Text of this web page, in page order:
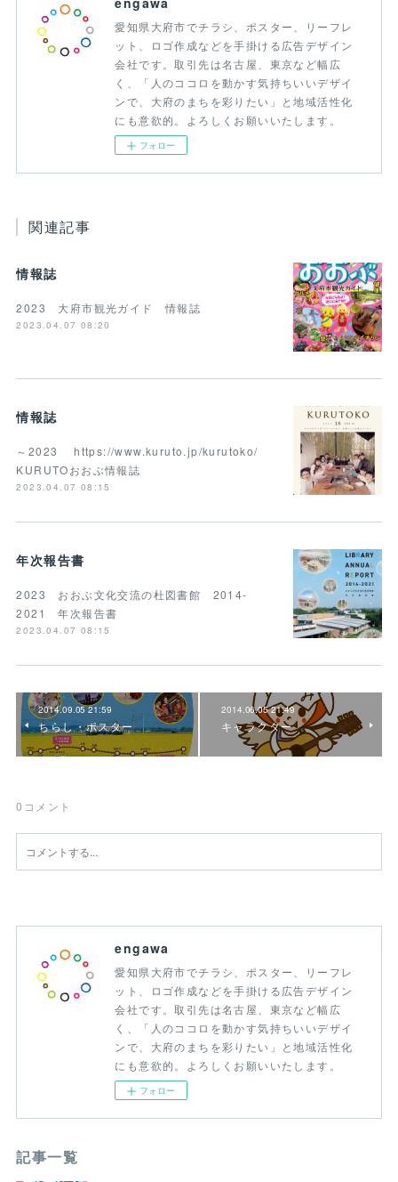
愛知県大府市でチラシ、ポスター、リーフレ
ット、ロゴ作成などを手掛ける広告デザイン
会社です。取引先は名古屋、東京など幅広
く、「人のココロを動かす気持ちいいデザイ
ンで、大府のまちを彩りたい」と地域活性化
にも意欲的。よろしくお願いいたします。
フォロー
関連記事
情報誌
2023 大府市観光ガイド 情報誌
2023.04.07 08:20
情報誌
～2023 https://www.kuruto.jp/kurutoko/
KURUTOおおぶ情報誌
2023.04.07 08:15
年次報告書
2023 おおぶ文化交流の杜図書館 2014-
2021 年次報告書
2023.04.07 08:15
2014.09.05 21:59
ちらし・ポスター
2014.06.05 21:49
キャラクター
0 コメント
engawa
愛知県大府市でチラシ、ポスター、リーフレ
ット、ロゴ作成などを手掛ける広告デザイン
会社です。取引先は名古屋、東京など幅広
く、「人のココロを動かす気持ちいいデザイ
ンで、大府のまちを彩りたい」と地域活性化
にも意欲的。よろしくお願いいたします。
フォロー
記事一覧